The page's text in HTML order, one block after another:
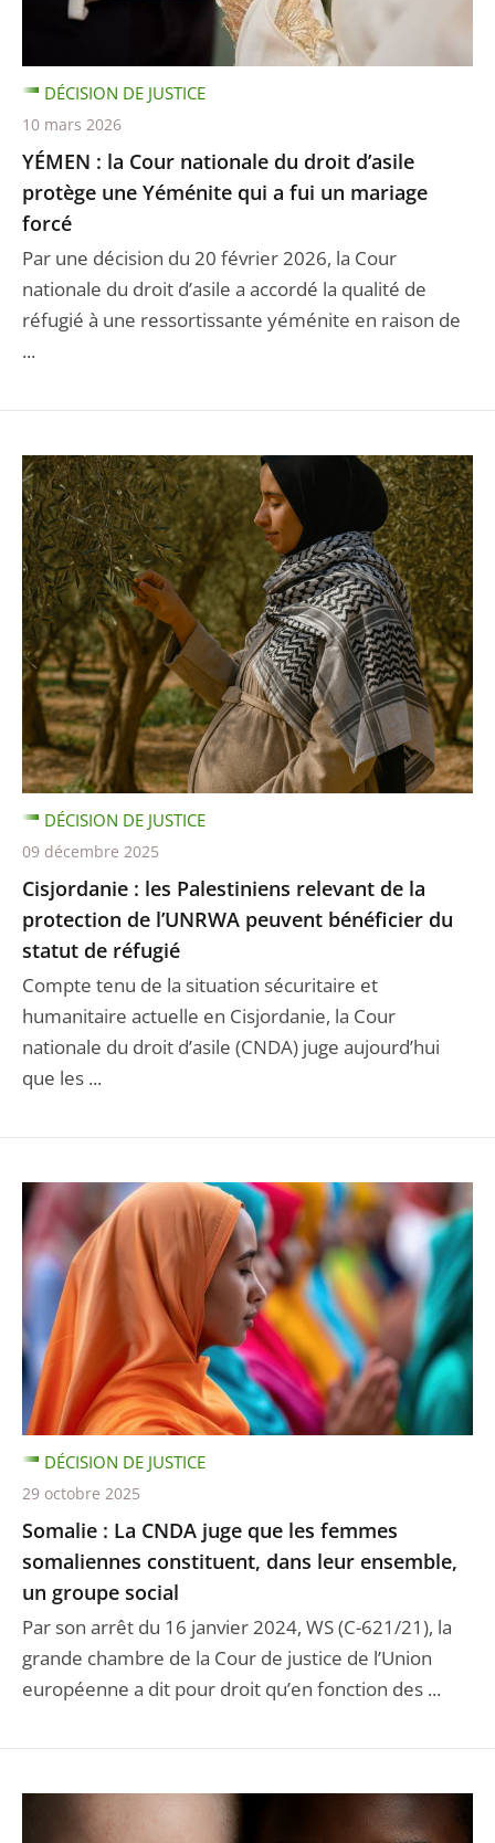
YÉMEN : la Cour nationale du droit d’asile
protège une Yéménite qui a fui un mariage
forcé
Par une décision du 20 février 2026, la Cour
nationale du droit d’asile a accordé la qualité de
réfugié à une ressortissante yéménite en raison de
...
DÉCISION DE JUSTICE
10 mars 2026
Cisjordanie : les Palestiniens relevant de la
protection de l’UNRWA peuvent bénéficier du
statut de réfugié
Compte tenu de la situation sécuritaire et
humanitaire actuelle en Cisjordanie, la Cour
nationale du droit d’asile (CNDA) juge aujourd’hui
que les ...
DÉCISION DE JUSTICE
09 décembre 2025
Somalie : La CNDA juge que les femmes
somaliennes constituent, dans leur ensemble,
un groupe social
Par son arrêt du 16 janvier 2024, WS (C-621/21), la
grande chambre de la Cour de justice de l’Union
européenne a dit pour droit qu’en fonction des ...
DÉCISION DE JUSTICE
29 octobre 2025